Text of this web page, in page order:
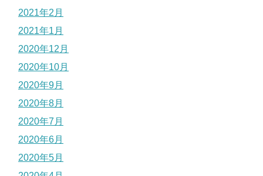
2021年2月
2021年1月
2020年12月
2020年10月
2020年9月
2020年8月
2020年7月
2020年6月
2020年5月